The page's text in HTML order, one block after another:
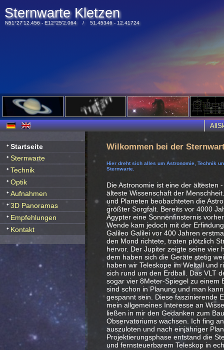
Sternwarte Kletzen
N51°27'12.456 - E12°25'2.064 / 51.45346 - 12.41724
Startseite
Sternwarte
Technik
Optik
Aufnahmen
3D Panoramas
Empfehlungen
Kontakt
Wilkommen bei der
Hier dreht sich alles um Astronomie, Technik
Sternwarte.
Die Astronomie ist eine der ältesten
älteste Wissenschaft der
und Planeten beobachteten die
größter Sorgfalt. Bereits vor 4000
Ägypter eine Sonnenfinsternis
Wende kam jedoch mit der
Galileo Galilei vor 400 Jahren
den Mond richtete, traten plötzlich
hervor. Der Jupiter zeigte seine vier
dem haben sich die Geräte stetig
haben wir Teleskope im Weltall und
sich rund um den Erdball. Das VLT
sogar vier 8Meter-Spiegel zu einem
sind schon in Planung und man
gespannt sein. Diese faszinierende
mein allgemeines Interesse an
ließen in mir den Gedanken zum
Observatoriums wachsen. Ich fing
auszuloten und nach einjähriger
Projektierungsphase entstand die
und fernsteuerbarem Teleskop in